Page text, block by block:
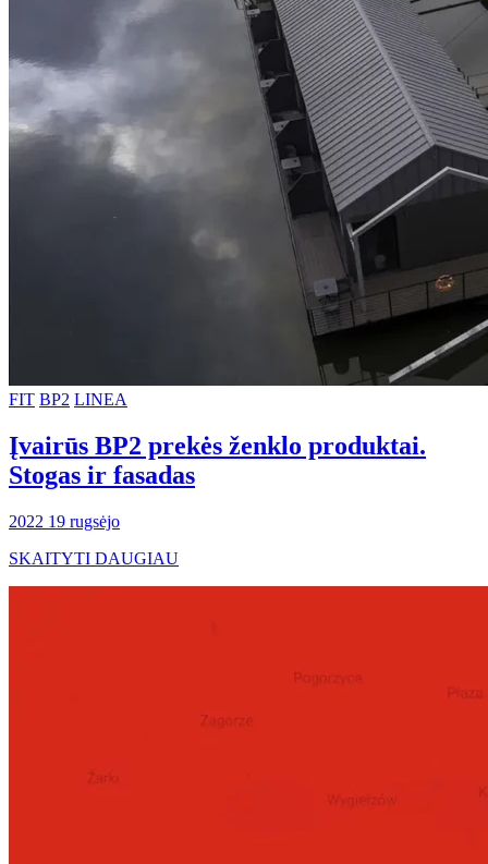
FIT BP2 LINEA
Įvairūs BP2 prekės ženklo produktai.
Stogas ir fasadas
2022 19 rugsėjo
SKAITYTI DAUGIAU